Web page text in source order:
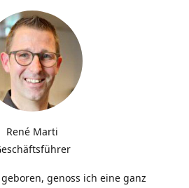
René Marti
genoss ich eine ganz